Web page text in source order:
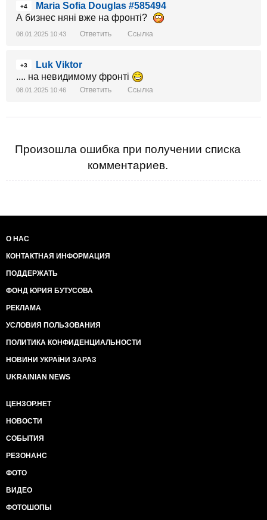
+4
Maria Sofia Douglas #585494
А бизнес няні вже на фронті?
08.01.2025 10:43 Ответить Ссылка
+3
Luk Viktor
.... на невидимому фронті
08.01.2025 10:46 Ответить Ссылка
Произошла ошибка при получении списка
комментариев.
О НАС
КОНТАКТНАЯ ИНФОРМАЦИЯ
ПОДДЕРЖАТЬ
ФОНД ЮРИЯ БУТУСОВА
РЕКЛАМА
УСЛОВИЯ ПОЛЬЗОВАНИЯ
ПОЛИТИКА КОНФИДЕНЦИАЛЬНОСТИ
НОВИНИ УКРАЇНИ ЗАРАЗ
UKRAINIAN NEWS
ЦЕНЗОР.НЕТ
НОВОСТИ
СОБЫТИЯ
РЕЗОНАНС
ФОТО
ВИДЕО
ФОТОШОПЫ